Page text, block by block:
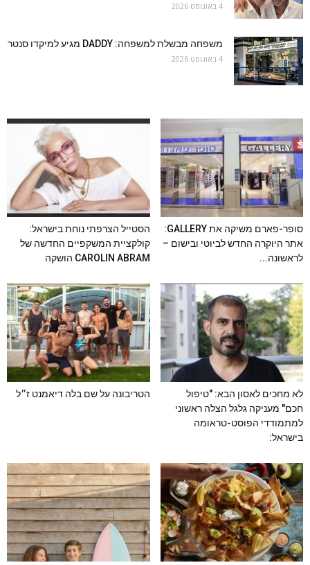
4 באוגוסט 2026
משפחה מבשלת למשפחה: DADDY מגיע למיקדו סנטר
4 באוגוסט 2026
סופר-פארם משיקה את GALLERY:
אתר היוקרה החדש לביוטי ובישום –
לראשונה...
הסטייל הצרפתי נוחת בישראל:
קולקציית המשקפיים החדשה של
CAROLIN ABRAM הושקה
לא מחכים לאסון הבא: "טיפול
חכם" מעניקה גלגל הצלה ראשוני
למתמודדי הפוסט-טראומה
בישראל:
הטריבונה על שם בלה דיאמנט ז״ל